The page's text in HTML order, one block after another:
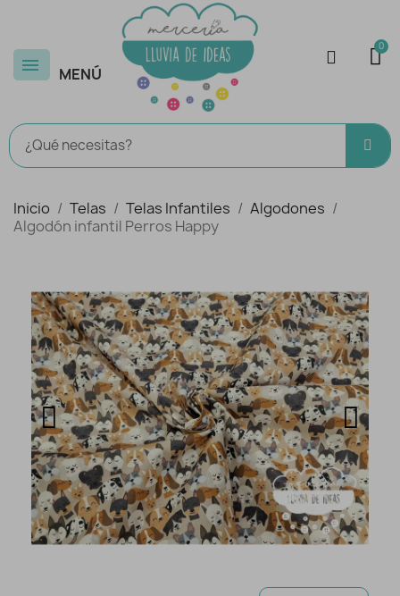
MENÚ
Inicio Telas Telas Infantiles
Algodones
Algodón infantil Perros Happy